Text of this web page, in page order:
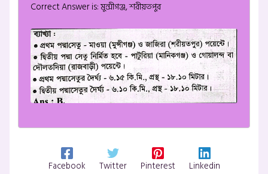
Correct Answer is: মুন্সীগঞ্জ, শরীয়তপুর
Facebook Twitter Pinterest Linkedin